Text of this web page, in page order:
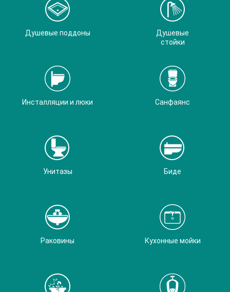
Душевые поддоны
Душевые
стойки
Инсталляции и люки Санфаянс
Унитазы Биде
Раковины Кухонные мойки